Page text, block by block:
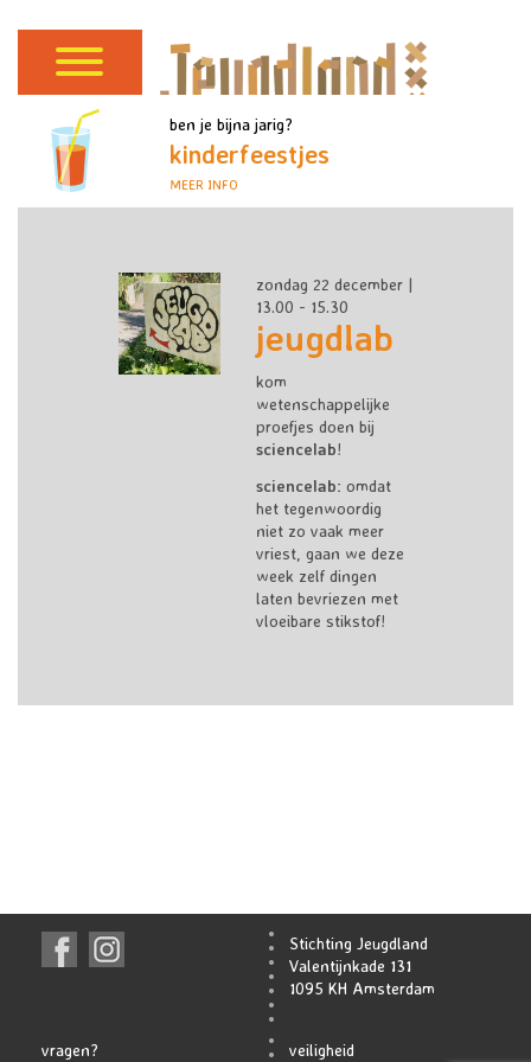
ben je bijna jarig?
kinderfeestjes
MEER INFO
zondag 22 december |
13.00 - 15.30
jeugdlab
kom
wetenschappelijke
proefjes doen bij
sciencelab!
sciencelab: omdat
het tegenwoordig
niet zo vaak meer
vriest, gaan we deze
week zelf dingen
laten bevriezen met
vloeibare stikstof!
Stichting Jeugdland
Valentijnkade 131
1095 KH Amsterdam
vragen? veiligheid